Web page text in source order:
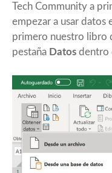
Tech Community a
empezar a usar datos
primero nuestro libro
pestaña Datos dentro